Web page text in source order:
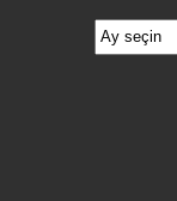
Arıza
Lara